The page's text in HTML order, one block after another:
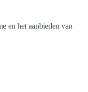
en het aanbieden van